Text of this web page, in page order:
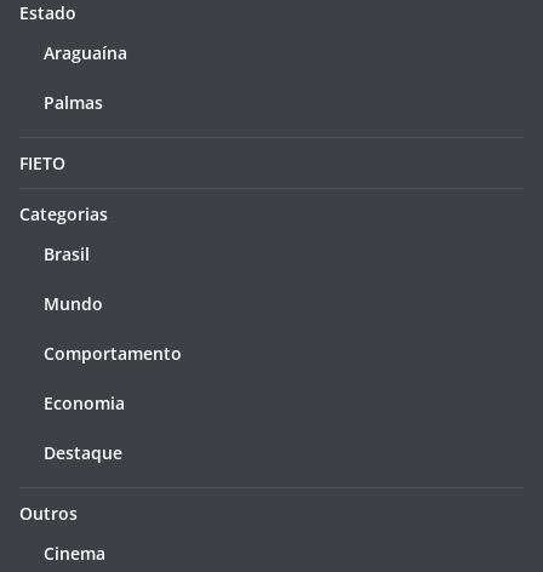
Estado
Araguaína
Palmas
FIETO
Categorias
Brasil
Mundo
Comportamento
Economia
Destaque
Outros
Cinema